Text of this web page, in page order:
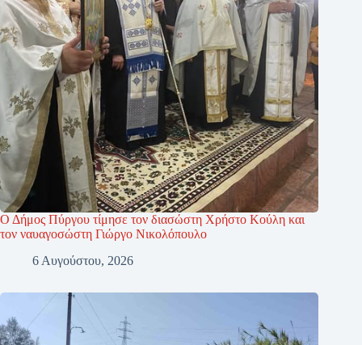
Ο Δήμος Πύργου τίμησε τον διασώστη Χρήστο Κούλη και
τον ναυαγοσώστη Γιώργο Νικολόπουλο
6 Αυγούστου, 2026